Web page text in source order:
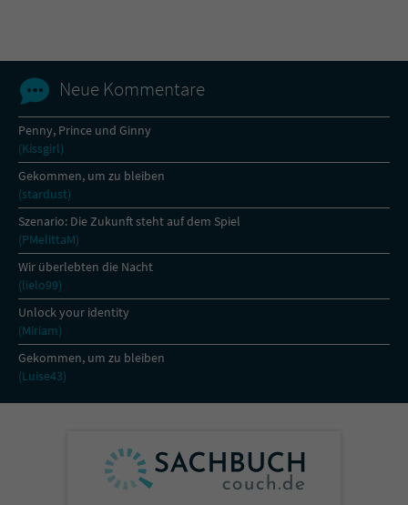
Neue Kommentare
Penny, Prince und Ginny
(Kissgirl)
Gekommen, um zu bleiben
(stardust)
Szenario: Die Zukunft steht auf dem Spiel
(PMelittaM)
Wir überlebten die Nacht
(lielo99)
Unlock your identity
(Miriam)
Gekommen, um zu bleiben
(Luise43)